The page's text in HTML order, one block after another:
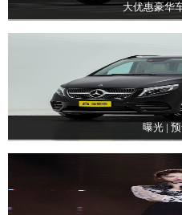
大优惠豪华
曝光 |